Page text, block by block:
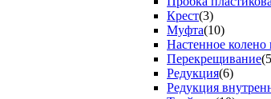
Крест(3)
Муфта(10)
Настенное
Перекрещивание
Редукция(6)
Редукция